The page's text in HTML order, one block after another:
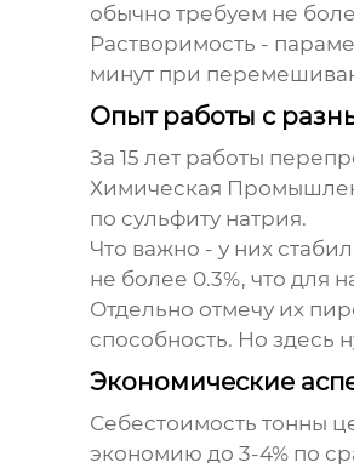
обычно требуем не
Растворимость -
минут при
Опыт работы с
За 15 лет работы
Химическая
по сульфиту натрия.
Что важно - у них
не более 0.3%, что для
Отдельно отмечу их
способность. Но здесь
Экономические
Себестоимость тонны
экономию до 3-4% по